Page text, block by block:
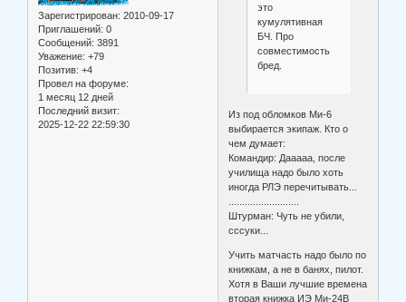
Зарегистрирован: 2010-09-17
Приглашений: 0
Сообщений: 3891
Уважение: +79
Позитив: +4
Провел на форуме:
1 месяц 12 дней
Последний визит:
2025-12-22 22:59:30
это
кумулятивная
БЧ. Про
совместимость
бред.
Из под обломков Ми-6
выбирается экипаж. Кто о
чем думает:
Командир: Дааааа, после
училища надо было хоть
иногда РЛЭ перечитывать...
Штурман: Чуть не убили,
сссуки...
Учить матчасть надо было по
книжкам, а не в банях, пилот.
Хотя в Ваши лучшие времена
вторая книжка ИЭ Ми-24В